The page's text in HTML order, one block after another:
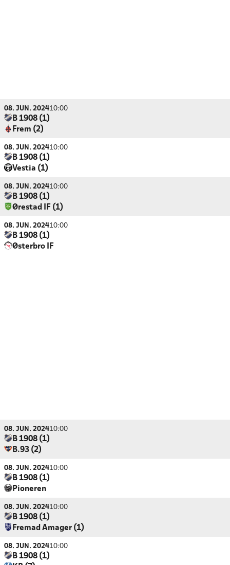
08. JUN. 202410:00
B 1908 (1)
Frem (2)
08. JUN. 202410:00
B 1908 (1)
Vestia (1)
08. JUN. 202410:00
B 1908 (1)
Ørestad IF (1)
08. JUN. 202410:00
B 1908 (1)
Østerbro IF
08. JUN. 202410:00
B 1908 (1)
B.93 (2)
08. JUN. 202410:00
B 1908 (1)
Pioneren
08. JUN. 202410:00
B 1908 (1)
Fremad Amager (1)
08. JUN. 202410:00
B 1908 (1)